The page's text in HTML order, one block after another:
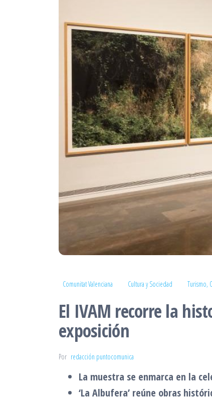
Comunitat Valenciana Cultura y Sociedad Turismo,
El IVAM recorre la
exposición
Por redacción puntocomunica
La muestra se enmarca en la
‘La Albufera’ reúne obras